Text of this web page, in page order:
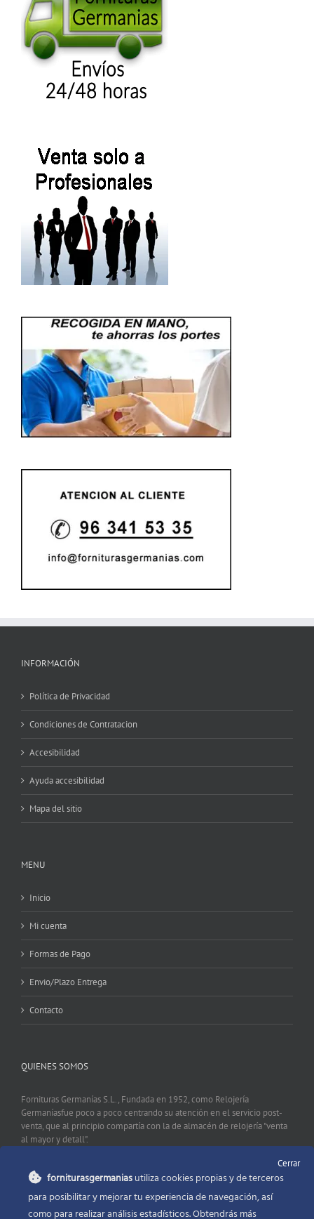
INFORMACIÓN
Política de Privacidad
Condiciones de Contratacion
Accesibilidad
Ayuda accesibilidad
Mapa del sitio
MENU
Inicio
Mi cuenta
Formas de Pago
Envio/Plazo Entrega
Contacto
QUIENES SOMOS
Fornituras Germanías S.L., Fundada en 1952, como Relojería
Germaníasfue poco a poco centrando su atención en el servicio post-
venta, que al principio compartía con la de almacén de relojería "venta
al mayor y detall".
CONTACTO
Cerrar
forniturasgermaniasutiliza cookies propias y de terceros
para posibilitar y mejorar tu experiencia de navegación, así
como para realizar análisis estadísticos. Obtendrás más